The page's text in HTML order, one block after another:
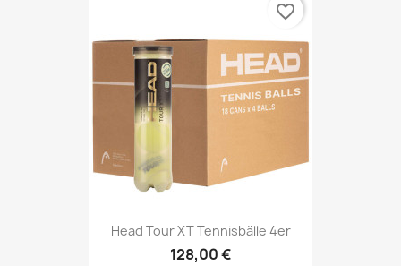
Head Tour XT Tennisbälle 4er
128,00 €
favorite_border